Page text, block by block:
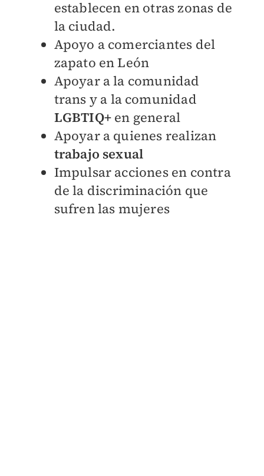
establecen en otras zonas de
la ciudad.
Apoyo a comerciantes del
zapato en León
Apoyar a la comunidad
trans y a la comunidad
LGBTIQ+ en general
Apoyar a quienes realizan
trabajo sexual
Impulsar acciones en contra
de la discriminación que
sufren las mujeres